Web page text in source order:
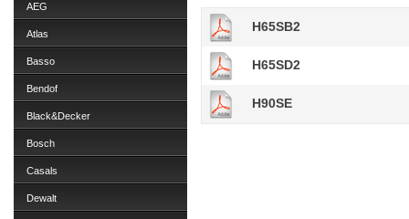
AEG
Atlas
Basso
Bendof
Black&Decker
Bosch
Casals
Dewalt
H65SB2
H65SD2
H90SE